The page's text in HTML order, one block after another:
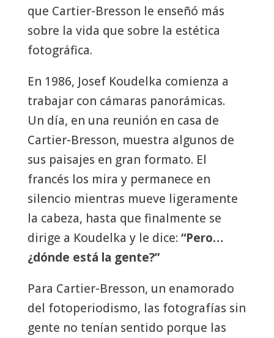
que Cartier-Bresson le enseñó más
sobre la vida que sobre la estética
fotográfica.
En 1986, Josef Koudelka comienza a
trabajar con cámaras panorámicas.
Un día, en una reunión en casa de
Cartier-Bresson, muestra algunos de
sus paisajes en gran formato. El
francés los mira y permanece en
silencio mientras mueve ligeramente
la cabeza, hasta que finalmente se
dirige a Koudelka y le dice: “Pero…
¿dónde está la gente?”
Para Cartier-Bresson, un enamorado
del fotoperiodismo, las fotografías sin
gente no tenían sentido porque las